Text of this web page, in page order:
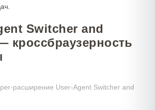
Switcher and
кроссбраузерность
расширение User-Agent Switcher and